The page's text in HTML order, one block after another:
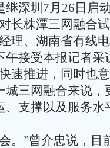
深圳7月26日启
长株潭三网融合
理、湖南省有线
接受本报记者采
速推进，同时也
三网融合来说，
、支撑以及服务水
”曾介忠说，目